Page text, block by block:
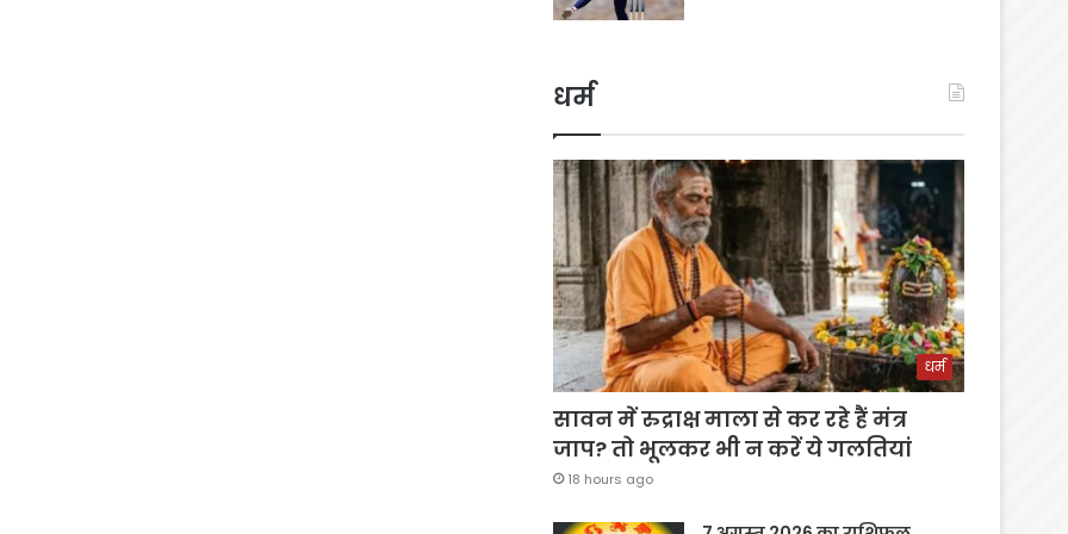
धर्म
धर्म
सावन में रुद्राक्ष माला से कर रहे हैं मंत्र
जाप? तो भूलकर भी न करें ये गलतियां
18 hours ago